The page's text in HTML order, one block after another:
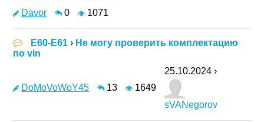
Davor
0 1071
E60-E61 › Не могу проверить комплектацию
по vin
DoMoVoWoY45 13 1649
25.10.2024 ›
sVANegorov